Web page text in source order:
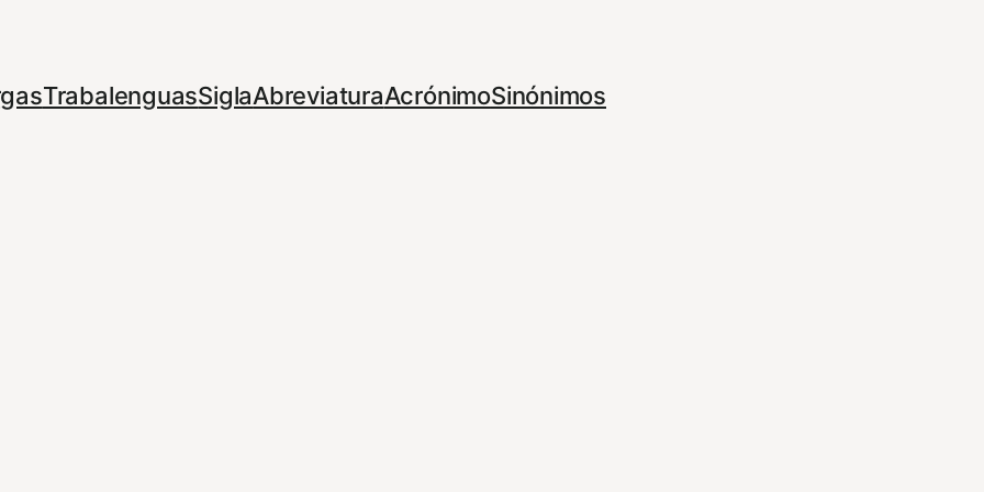
TrabalenguasSiglaAbreviaturaAcrónimoSinónimos